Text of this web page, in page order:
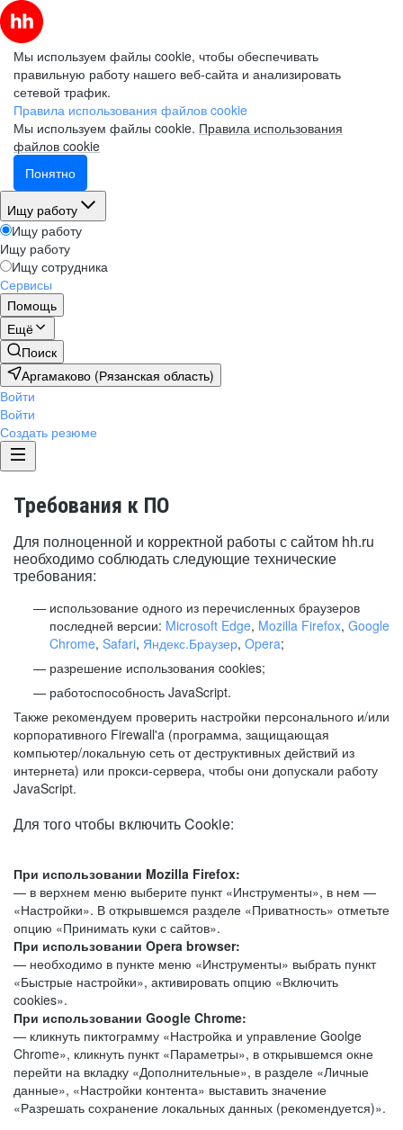
Мы используем файлы cookie, чтобы обеспечивать
правильную работу нашего веб-сайта и анализировать
сетевой трафик.
Правила использования файлов cookie
Мы используем файлы cookie. Правила использования
файлов cookie
Понятно
Ищу работу
Ищу работу
Ищу работу
Ищу сотрудника
Сервисы
Помощь
Ещё
Поиск
Аргамаково (Рязанская область)
Войти
Войти
Создать резюме
Требования к ПО
Для полноценной и корректной работы с сайтом hh.ru
необходимо соблюдать следующие технические
требования:
использование одного из перечисленных браузеров
последней версии: Microsoft Edge, Mozilla Firefox, Google
Chrome, Safari, Яндекс.Браузер, Opera;
разрешение использования cookies;
работоспособность JavaScript.
Также рекомендуем проверить настройки персонального и/или
корпоративного Firewall'a (программа, защищающая
компьютер/локальную сеть от деструктивных действий из
интернета) или прокси-сервера, чтобы они допускали работу
JavaScript.
Для того чтобы включить Cookie:
При использовании Mozilla Firefox:
— в верхнем меню выберите пункт «Инструменты», в нем —
«Настройки». В открывшемся разделе «Приватность» отметьте
опцию «Принимать куки с сайтов».
При использовании Opera browser:
— необходимо в пункте меню «Инструменты» выбрать пункт
«Быстрые настройки», активировать опцию «Включить
cookies».
При использовании Google Chrome:
— кликнуть пиктограмму «Настройка и управление Goolge
Chrome», кликнуть пункт «Параметры», в открывшемся окне
перейти на вкладку «Дополнительные», в разделе «Личные
данные», «Настройки контента» выставить значение
«Разрешать сохранение локальных данных (рекомендуется)».